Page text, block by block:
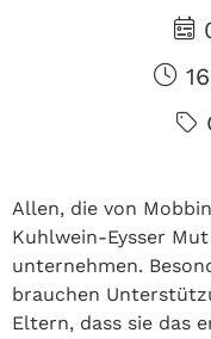
Allen, die von
Kuhlwein-Eysser
unternehmen.
brauchen
Eltern, dass sie das